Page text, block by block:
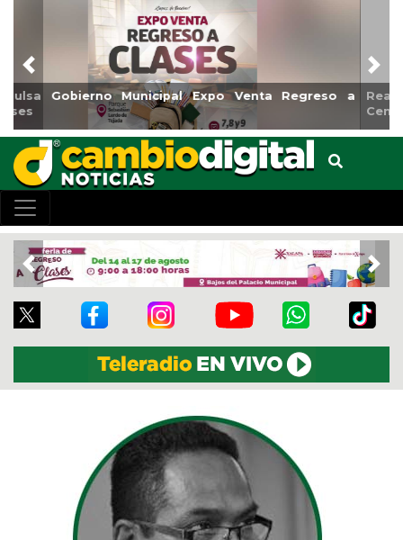
Reabrirá Coatzacoalcos la Alberca Semiolímpica Zona
Centro
Previous
Previous